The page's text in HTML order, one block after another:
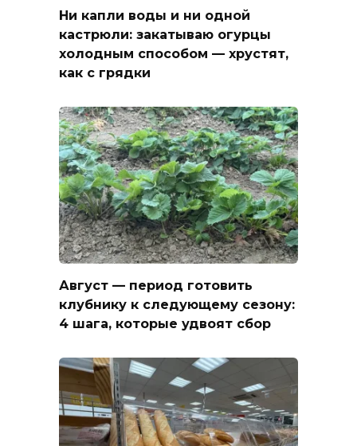
Ни капли воды и ни одной
кастрюли: закатываю огурцы
холодным способом — хрустят,
как с грядки
Август — период готовить
клубнику к следующему сезону:
4 шага, которые удвоят сбор